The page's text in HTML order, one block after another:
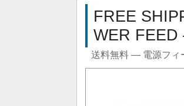
FREE
WER
送料無料 — 電源フィ